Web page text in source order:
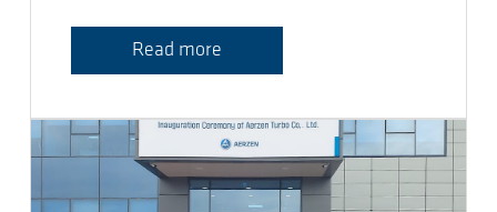
Read more